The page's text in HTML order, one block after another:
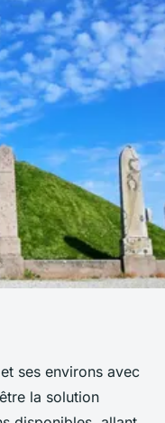
caen : des
besoin
ses environs avec
la solution